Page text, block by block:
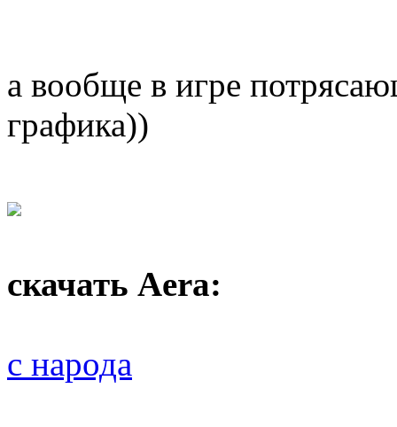
а вообще в игре
графика))
скачать Aera:
с народа